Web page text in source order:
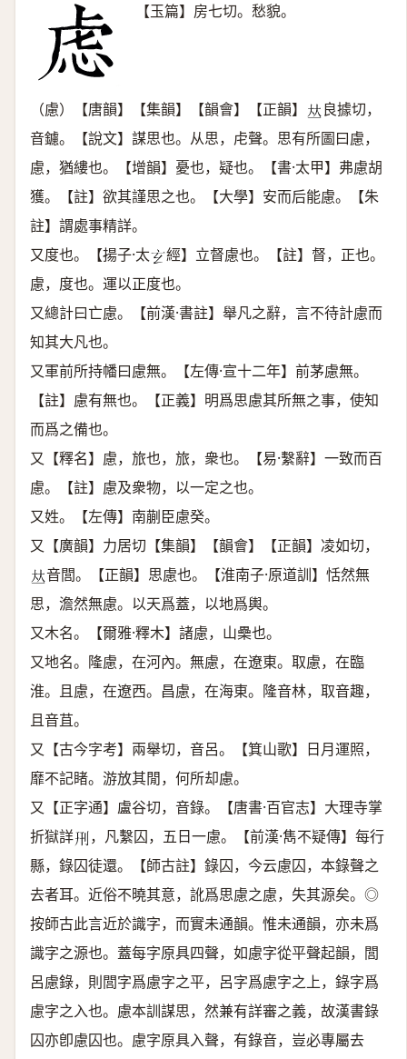
【玉篇】房七切。愁貌。
（慮）【唐韻】【集韻】【韻會】【正韻】 𠀤良據切，
音鑢。【說文】謀思也。从思，虍聲。思有所圖曰慮，
慮，猶縷也。【增韻】憂也，疑也。【書·太甲】弗慮胡
獲。【註】欲其謹思之也。【大學】安而后能慮。【朱
註】謂處事精詳。
又度也。【揚子·太𤣥 經】立督慮也。【註】督，正也。
慮，度也。運以正度也。
又總計曰亡慮。【前漢·書註】舉凡之辭，言不待計慮而
知其大凡也。
又軍前所持幡曰慮無。【左傳·宣十二年】前茅慮無。
【註】慮有無也。【正義】明爲思慮其所無之事，使知
而爲之備也。
又【釋名】慮，旅也，旅，衆也。【易·繫辭】一致而百
慮。【註】慮及衆物，以一定之也。
又姓。【左傳】南蒯臣慮癸。
又【廣韻】力居切【集韻】【韻會】【正韻】凌如切，
𠀤音閭。【正韻】思慮也。【淮南子·原道訓】恬然無
思，澹然無慮。以天爲蓋，以地爲輿。
又木名。【爾雅·釋木】諸慮，山櫐也。
又地名。隆慮，在河內。無慮，在遼東。取慮，在臨
淮。且慮，在遼西。昌慮，在海東。隆音林，取音趣，
且音苴。
又【古今字考】兩舉切，音呂。【箕山歌】日月運照，
靡不記睹。游放其閒，何所却慮。
又【正字通】盧谷切，音錄。【唐書·百官志】大理寺掌
折獄詳𠛬，凡繫囚，五日一慮。【前漢·雋不疑傳】每行
縣，錄囚徒還。【師古註】錄囚，今云慮囚，本錄聲之
去者耳。近俗不曉其意，訛爲思慮之慮，失其源矣。◎
按師古此言近於識字，而實未通韻。惟未通韻，亦未爲
識字之源也。蓋每字原具四聲，如慮字從平聲起韻，閭
呂慮錄，則閭字爲慮字之平，呂字爲慮字之上，錄字爲
慮字之入也。慮本訓謀思，然兼有詳審之義，故漢書錄
囚亦卽慮囚也。慮字原具入聲，有錄音，豈必專屬去